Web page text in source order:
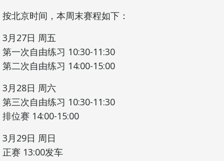
按北京时间，本周末赛程如下：
3月27日 周五
第一次自由练习 10:30-11:30
第二次自由练习 14:00-15:00
3月28日 周六
第三次自由练习 10:30-11:30
排位赛 14:00-15:00
3月29日 周日
正赛 13:00发车